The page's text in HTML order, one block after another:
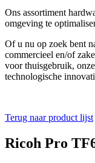
Ons assortiment
omgeving te
Of u nu op zoek bent
commercieel en/of
voor thuisgebruik,
technologische
Terug naar product lijst
Ricoh Pro